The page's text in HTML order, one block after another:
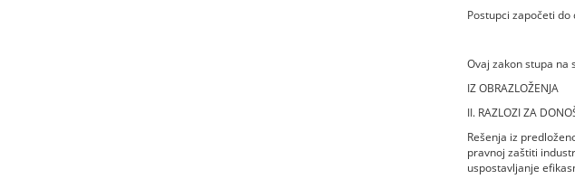
Postupci započeti
Ovaj zakon stupa na
IZ OBRAZLOŽENJA
II. RAZLOZI ZA
Rešenja iz
pravnoj zaštiti
uspostavljanje